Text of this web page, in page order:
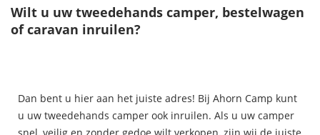
Wilt u uw tweedehands camper, bestelwagen
of caravan inruilen?
Dan bent u hier aan het juiste adres! Bij Ahorn Camp kunt
u uw tweedehands camper ook inruilen. Als u uw camper